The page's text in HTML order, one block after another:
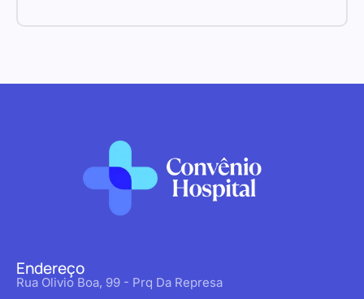
Endereço
Rua Olivio Boa, 99 - Prq Da Represa